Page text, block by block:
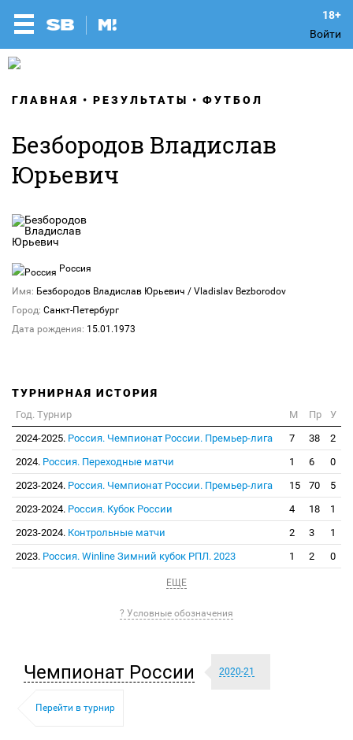
Войти
ГЛАВНАЯ РЕЗУЛЬТАТЫ ФУТБОЛ
Безбородов Владислав
Юрьевич
Россия
Имя: Безбородов Владислав Юрьевич / Vladislav Bezborodov
Город: Санкт-Петербург
Дата рождения: 15.01.1973
ТУРНИРНАЯ ИСТОРИЯ
Год. Турнир М Пр
У
2024-2025. Россия. Чемпионат России. Премьер-лига 7 38
2
2024. Россия. Переходные матчи 1 6
0
2023-2024. Россия. Чемпионат России. Премьер-лига 15 70
5
2023-2024. Россия. Кубок России 4 18
1
2023-2024. Контрольные матчи 2 3
1
2023. Россия. Winline Зимний кубок РПЛ. 2023 1 2 0
ЕЩЕ
? Условные обозначения
Чемпионат России 2020-21
Перейти в турнир